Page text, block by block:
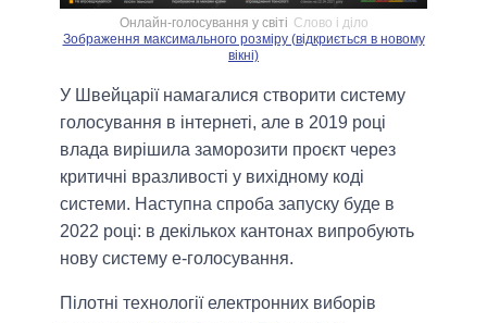
Онлайн-голосування у світі Слово і діло
Зображення максимального розміру (відкриється в новому
вікні)
У Швейцарії намагалися створити систему
голосування в інтернеті, але в 2019 році
влада вирішила заморозити проєкт через
критичні вразливості у вихідному коді
системи. Наступна спроба запуску буде в
2022 році: в декількох кантонах випробують
нову систему е-голосування.
Пілотні технології електронних виборів